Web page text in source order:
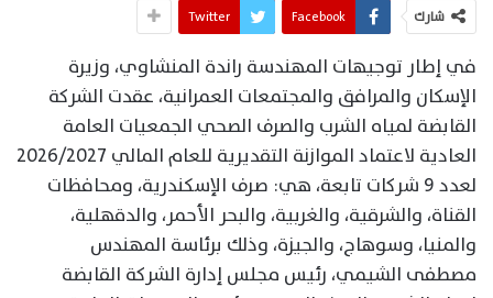
شارك Facebook
Twitter
في إطار توجيهات المهندسة راندة المنشاوي، وزيرة
الإسكان والمرافق والمجتمعات العمرانية، عقدت الشركة
القابضة لمياه الشرب والصرف الصحي الجمعيات العامة
العادية لاعتماد الموازنة التقديرية للعام المالي 2026/2027
لعدد 9 شركات تابعة، هي: صرف الإسكندرية، ومحافظات
القناة، والشرقية، والغربية، والبحر الأحمر، والدقهلية،
والمنيا، وسوهاج، والجيزة، وذلك برئاسة المهندس
مصطفى الشيمي، رئيس مجلس إدارة الشركة القابضة